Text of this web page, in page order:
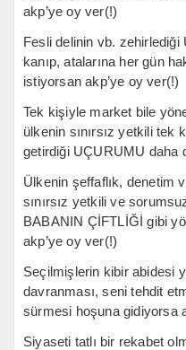
akp’ye oy ver(!)
Fesli delinin vb.
kanıp, atalarına her gün
istiyorsan akp’ye oy ver(!)
Tek kişiyle market bile
ülkenin sınırsız yetkili
getirdiği UÇURUMU daha
Ülkenin şeffaflık, denetim
sınırsız yetkili ve
BABANIN ÇİFTLİĞİ gibi
akp’ye oy ver(!)
Seçilmişlerin kibir abidesi
davranması, seni tehdit
sürmesi hoşuna gidiyorsa
Siyaseti tatlı bir rekabet